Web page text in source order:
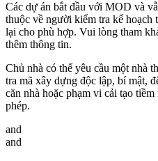
Các dự án bắt đầu với MOD và
thuộc về người kiểm tra kế hoạch
lại cho phù hợp. Vui lòng tham
thêm thông tin.
Chủ nhà có thể yêu cầu một nhà
tra mã xây dựng độc lập, bí mật,
căn nhà hoặc phạm vi cải tạo
phép.
and
and